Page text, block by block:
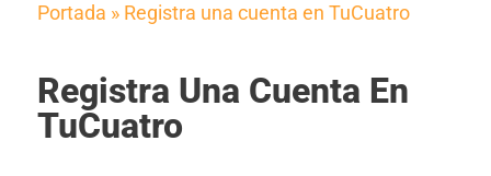
Portada » Registra una cuenta en TuCuatro
Registra Una Cuenta En
TuCuatro